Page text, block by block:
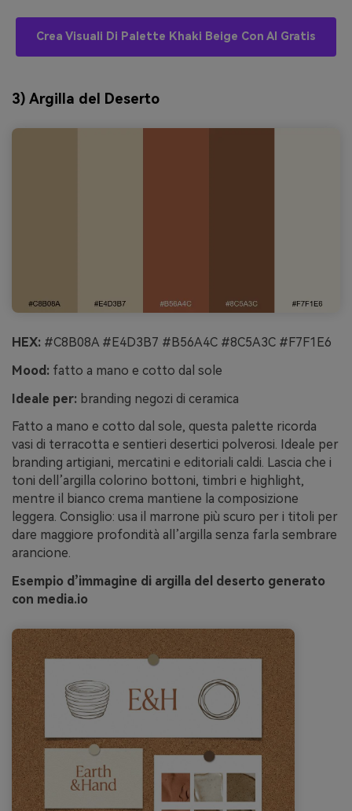
Crea Visuali Di Palette Khaki Beige Con AI Gratis
3) Argilla del Deserto
HEX: #C8B08A #E4D3B7 #B56A4C #8C5A3C #F7F1E6
Mood: fatto a mano e cotto dal sole
Ideale per: branding negozi di ceramica
Fatto a mano e cotto dal sole, questa palette ricorda
vasi di terracotta e sentieri desertici polverosi. Ideale per
branding artigiani, mercatini e editoriali caldi. Lascia che i
toni dell’argilla colorino bottoni, timbri e highlight,
mentre il bianco crema mantiene la composizione
leggera. Consiglio: usa il marrone più scuro per i titoli per
dare maggiore profondità all’argilla senza farla sembrare
arancione.
Esempio d’immagine di argilla del deserto generato
con media.io